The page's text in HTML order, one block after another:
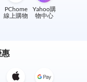
PChome
線上購物
Yahoo購
物中心